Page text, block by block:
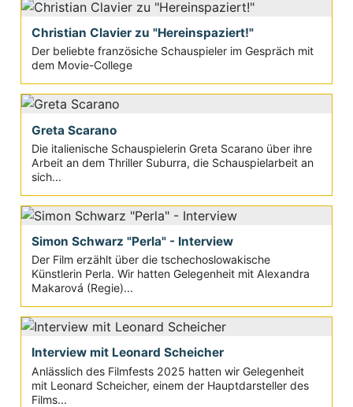
Christian Clavier zu "Hereinspaziert!"
Der beliebte französiche Schauspieler im Gespräch mit
dem Movie-College
Greta Scarano
Die italienische Schauspielerin Greta Scarano über ihre
Arbeit an dem Thriller Suburra, die Schauspielarbeit an
sich...
Simon Schwarz "Perla" - Interview
Der Film erzählt über die tschechoslowakische
Künstlerin Perla. Wir hatten Gelegenheit mit Alexandra
Makarová (Regie)...
Interview mit Leonard Scheicher
Anlässlich des Filmfests 2025 hatten wir Gelegenheit
mit Leonard Scheicher, einem der Hauptdarsteller des
Films...